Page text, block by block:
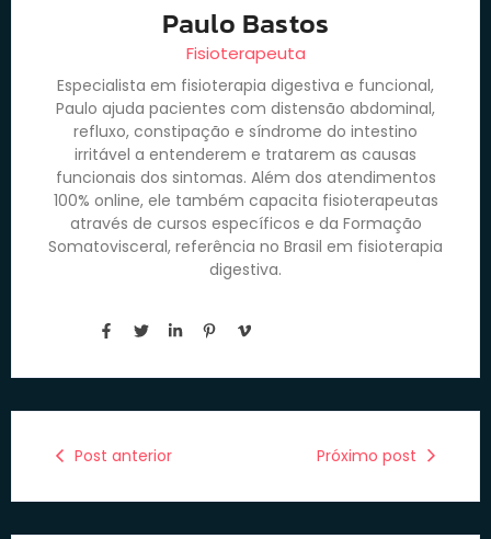
Paulo Bastos
Fisioterapeuta
Especialista em fisioterapia digestiva e funcional,
Paulo ajuda pacientes com distensão abdominal,
refluxo, constipação e síndrome do intestino
irritável a entenderem e tratarem as causas
funcionais dos sintomas. Além dos atendimentos
100% online, ele também capacita fisioterapeutas
através de cursos específicos e da Formação
Somatovisceral, referência no Brasil em fisioterapia
digestiva.
Post anterior Próximo post